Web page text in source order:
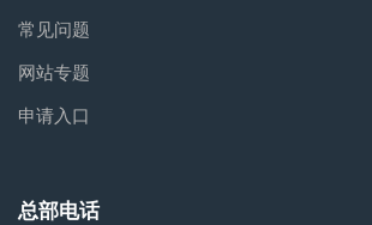
常见问题
网站专题
申请入口
总部电话